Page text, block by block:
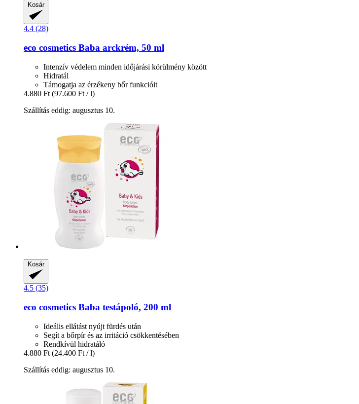
Kosár
4.4 (28)
eco cosmetics Baba arckrém, 50 ml
Intenzív védelem minden időjárási körülmény között
Hidratál
Támogatja az érzékeny bőr funkcióit
4.880 Ft (97.600 Ft / l)
Szállítás eddig: augusztus 10.
Kosár
4.5 (35)
eco cosmetics Baba testápoló, 200 ml
Ideális ellátást nyújt fürdés után
Segít a bőrpír és az irritáció csökkentésében
Rendkívül hidratáló
4.880 Ft (24.400 Ft / l)
Szállítás eddig: augusztus 10.